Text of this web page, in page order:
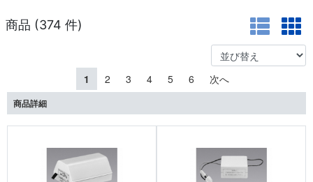
商品 (374 件)
1 2 3 4 5 6 次へ
商品詳細